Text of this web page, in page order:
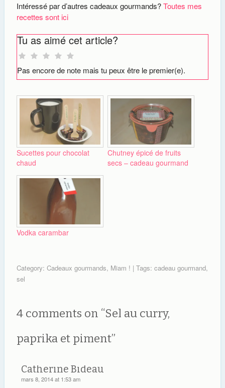
Intéressé par d’autres cadeaux gourmands?Toutes mes
recettes sont ici
Tu as aimé cet article?
Pas encore de note mais tu peux être le premier(e).
Sucettes pour chocolat
chaud
Chutney épicé de fruits
secs – cadeau gourmand
Vodka carambar
Category: Cadeaux gourmands, Miam ! | Tags: cadeau gourmand,
sel
4 comments on “Sel au curry,
paprika et piment”
Catherine Bideau
mars 8, 2014 at 1:53 am